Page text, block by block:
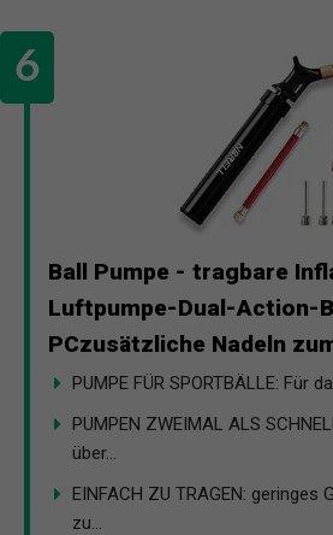
Ball Pumpe - tragbare
Luftpumpe-Dual-Action-
PCzusätzliche Nadeln
PUMPE FÜR SPORTBÄLLE: Für
PUMPEN ZWEIMAL ALS
über...
EINFACH ZU TRAGEN: geringes
zu...